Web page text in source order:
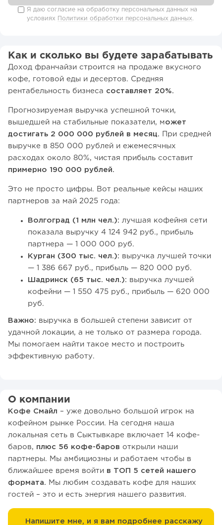
Я даю согласие на обработку персональных данных на
условиях
Политики обработки персональных данных.
Как и сколько вы будете зарабатывать
Доход франчайзи строится на продаже вкусного
кофе, готовой еды и десертов. Средняя
рентабельность бизнеса составляет 20%.
Прогнозируемая выручка успешной точки,
вышедшей на стабильные показатели, может
достигать 2 000 000 рублей в месяц. При средней
выручке в 850 000 рублей и ежемесячных
расходах около 80%, чистая прибыль составит
примерно 190 000 рублей.
Это не просто цифры. Вот реальные кейсы наших
партнеров за май 2025 года:
Волгоград (1 млн чел.): лучшая кофейня сети
показала выручку 4 124 942 руб., прибыль
партнера — 1 000 000 руб.
Курган (300 тыс. чел.): выручка лучшей точки
— 1 386 667 руб., прибыль — 820 000 руб.
Шадринск (65 тыс. чел.): выручка лучшей
кофейни — 1 550 475 руб., прибыль — 620 000
руб.
Важно: выручка в большей степени зависит от
удачной локации, а не только от размера города.
Мы помогаем найти такое место и построить
эффективную работу.
О компании
Кофе Смайл – уже довольно большой игрок на
кофейном рынке России. На сегодня наша
локальная сеть в Сыктывкаре включает 14 кофе-
баров, плюс 56 кофе-баров открыли наши
партнеры. Мы амбициозны и работаем чтобы в
ближайшее время войти в ТОП 5 сетей нашего
формата. Мы любим создавать кофе для наших
гостей – это и есть энергия нашего развития.
Напишите мне, и я вам подробнее расскажу